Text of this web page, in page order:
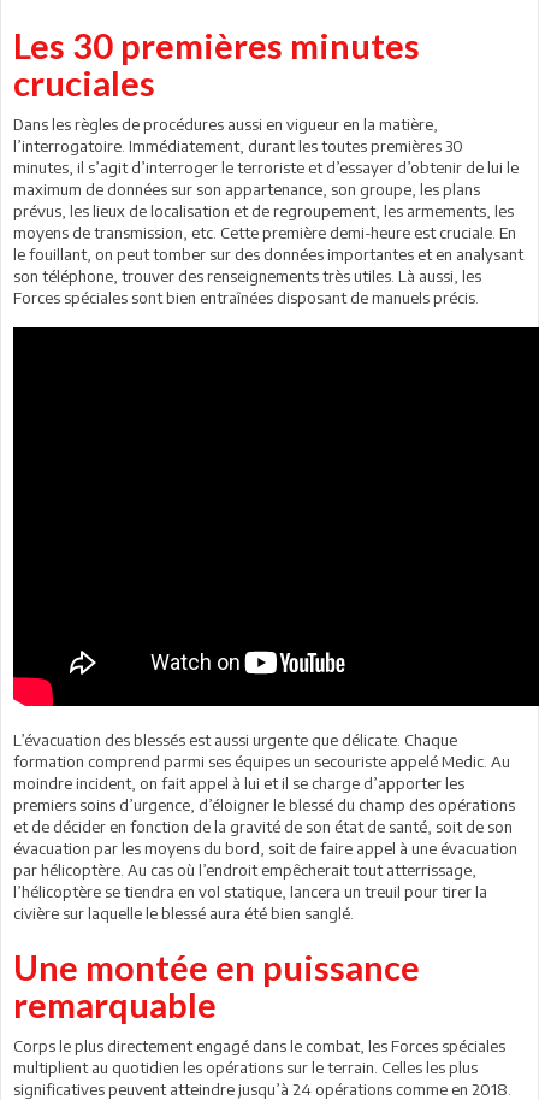
Les 30 premières minutes
cruciales
Dans les règles de procédures aussi en vigueur en la matière,
l’interrogatoire. Immédiatement, durant les toutes premières 30
minutes, il s’agit d’interroger le terroriste et d’essayer d’obtenir de lui le
maximum de données sur son appartenance, son groupe, les plans
prévus, les lieux de localisation et de regroupement, les armements, les
moyens de transmission, etc. Cette première demi-heure est cruciale. En
le fouillant, on peut tomber sur des données importantes et en analysant
son téléphone, trouver des renseignements très utiles. Là aussi, les
Forces spéciales sont bien entraînées disposant de manuels précis.
L’évacuation des blessés est aussi urgente que délicate. Chaque
formation comprend parmi ses équipes un secouriste appelé Medic. Au
moindre incident, on fait appel à lui et il se charge d’apporter les
premiers soins d’urgence, d’éloigner le blessé du champ des opérations
et de décider en fonction de la gravité de son état de santé, soit de son
évacuation par les moyens du bord, soit de faire appel à une évacuation
par hélicoptère. Au cas où l’endroit empêcherait tout atterrissage,
l’hélicoptère se tiendra en vol statique, lancera un treuil pour tirer la
civière sur laquelle le blessé aura été bien sanglé.
Une montée en puissance
remarquable
Corps le plus directement engagé dans le combat, les Forces spéciales
multiplient au quotidien les opérations sur le terrain. Celles les plus
significatives peuvent atteindre jusqu’à 24 opérations comme en 2018.